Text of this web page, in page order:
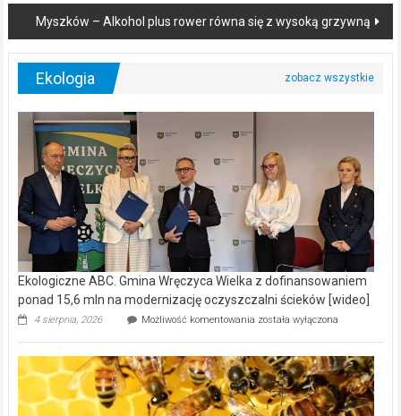
Myszków – Alkohol plus rower równa się z wysoką grzywną
Ekologia
Ekologiczne ABC. Gmina Wręczyca Wielka z dofinansowaniem
ponad 15,6 mln na modernizację oczyszczalni ścieków [wideo]
4 sierpnia, 2026 Możliwość komentowania Ekologiczne
Wręczyca
Wielka
z
dofinansowaniem
została wyłączona